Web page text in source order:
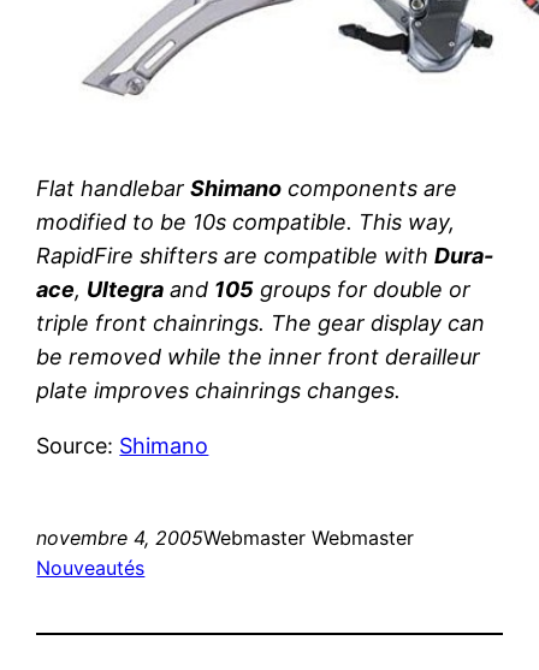
Flat handlebarShimano components are
modified to be 10s compatible. This way,
RapidFire shifters are compatible withDura-
ace, Ultegra and 105 groups for double or
triple front chainrings. The gear display can
be removed while the inner front derailleur
plate improves chainrings changes.
Source: Shimano
novembre 4, 2005Webmaster Webmaster
Nouveautés